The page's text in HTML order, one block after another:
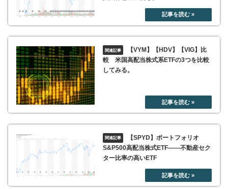
【VYM】【HDV】【VIG】比
較 米国高配当株式系ETFの3つを比較
してみる。
【SPYD】ポートフォリオ
S&P500高配当株式ETF――不動産セク
ター比率の高いETF